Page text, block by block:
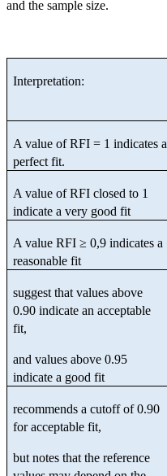
and the sample size.
Interpretation:
A value of RFI = 1 indicates a
perfect fit.
A value of RFI closed to 1
indicate a very good fit
A value RFI ≥ 0,9 indicates a
reasonable fit
suggest that values above
0.90 indicate an acceptable
fit,
and values above 0.95
indicate a good fit
recommends a cutoff of 0.90
for acceptable fit,
but notes that the reference